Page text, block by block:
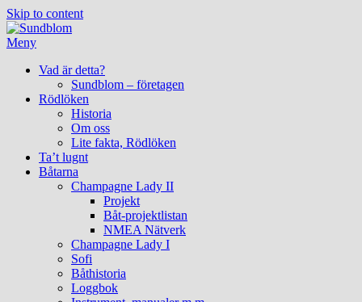
Skip to content
Meny
Vad är detta?
Sundblom – företagen
Rödlöken
Historia
Om oss
Lite fakta, Rödlöken
Ta’t lugnt
Båtarna
Champagne Lady II
Projekt
Båt-projektlistan
NMEA Nätverk
Champagne Lady I
Sofi
Båthistoria
Loggbok